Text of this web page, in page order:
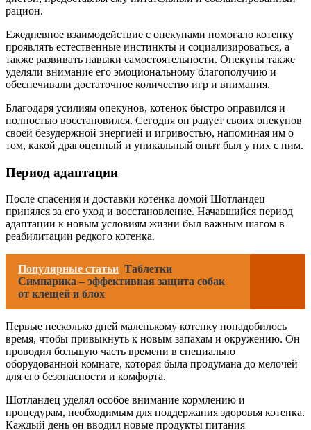
рацион.
Ежедневное взаимодействие с опекунами помогало котенку
проявлять естественные инстинкты и социализироваться, а
также развивать навыки самостоятельности. Опекуны также
уделяли внимание его эмоциональному благополучию и
обеспечивали достаточное количество игр и внимания.
Благодаря усилиям опекунов, котенок быстро оправился и
полностью восстановился. Сегодня он радует своих опекунов
своей безудержной энергией и игривостью, напоминая им о
том, какой драгоценный и уникальный опыт был у них с ним.
Период адаптации
После спасения и доставки котенка домой Шотландец
принялся за его уход и восстановление. Начавшийся период
адаптации к новым условиям жизни был важным шагом в
реабилитации редкого котенка.
Популярные статьи Таблетки
Симпарика – эффективная защита собак
от клещей и блох
Первые несколько дней маленькому котенку понадобилось
время, чтобы привыкнуть к новым запахам и окружению. Он
проводил большую часть времени в специально
оборудованной комнате, которая была продумана до мелочей
для его безопасности и комфорта.
Шотландец уделял особое внимание кормлению и
процедурам, необходимым для поддержания здоровья котенка.
Каждый день он вводил новые продукты питания